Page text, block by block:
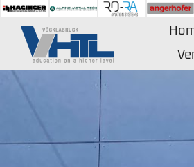
Zum
springen